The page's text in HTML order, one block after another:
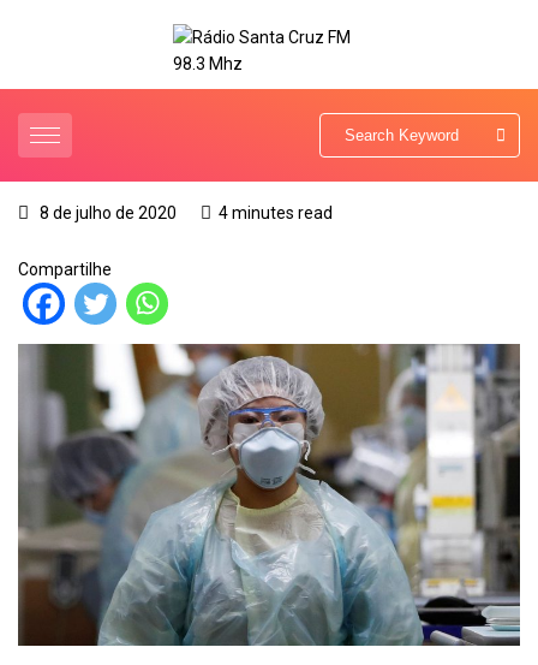
8 de julho de 2020 4 minutes read
Compartilhe